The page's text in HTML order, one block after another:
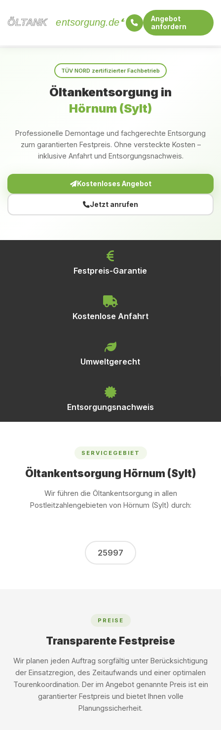
ÖLTANK
ÖLTANK entsorgung.de
Angebot
anfordern
TÜV NORD zertifizierter Fachbetrieb
Öltankentsorgung in
Hörnum (Sylt)
Professionelle Demontage und fachgerechte Entsorgung
zum garantierten Festpreis. Ohne versteckte Kosten –
inklusive Anfahrt und Entsorgungsnachweis.
Kostenloses Angebot
Jetzt anrufen
Festpreis-Garantie
Kostenlose Anfahrt
Umweltgerecht
Entsorgungsnachweis
SERVICEGEBIET
Öltankentsorgung Hörnum (Sylt)
Wir führen die Öltankentsorgung in allen
Postleitzahlengebieten von Hörnum (Sylt) durch:
25997
PREISE
Transparente Festpreise
Wir planen jeden Auftrag sorgfältig unter Berücksichtigung
der Einsatzregion, des Zeitaufwands und einer optimalen
Tourenkoordination. Der im Angebot genannte Preis ist ein
garantierter Festpreis und bietet Ihnen volle
Planungssicherheit.